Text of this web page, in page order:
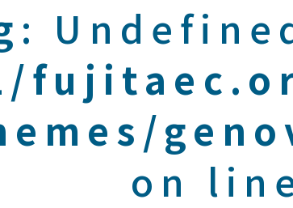
:
on